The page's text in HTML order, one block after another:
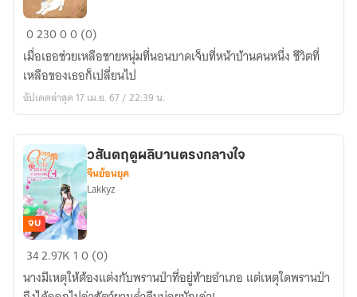
เมื่อ
ฉัน
ตก
หนุ่ม
หล่อ
หน้า
บ้าน
023000 (0)
เมื่อเธอช่วยเหลือชายหนุ่มที่นอนบาดเจ็บที่หน้าบ้านคนหนึ่ง ชีวิตที่
เหลือของเธอก็เปลี่ยนไป
อัปเดตล่าสุด 17 เม.ย. 67 / 22:39 น.
ว
ต
จบ
วสันตฤดูผลิบานตรงกลางใจ
จีนย้อนยุค
Lakkyz
342.97K 10 (0)
นางมีเหตุให้ต้องแต่งกับพรานป่าที่อยู่ท้ายอำเภอ แต่เหตุใดพรานป่า